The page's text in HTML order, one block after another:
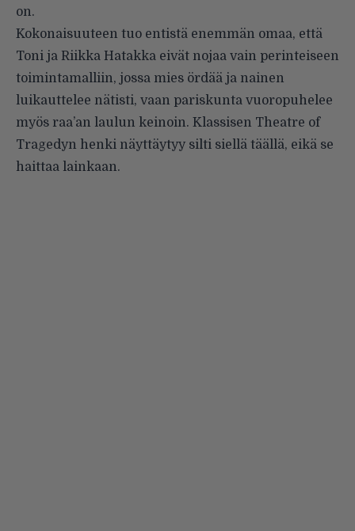
on.
Kokonaisuuteen tuo entis­tä enemmän omaa, että
Toni ja Riikka Hatakka eivät nojaa vain perinteiseen
toimintamalliin, jossa mies ördää ja nainen
luikauttelee nätisti, vaan pariskunta vuoropu­helee
myös raa’an laulun keinoin. Klassisen Theatre of
Tragedyn henki näyttäytyy silti siellä täällä, eikä se
haittaa lainkaan.